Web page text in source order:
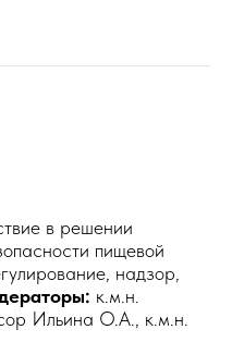
в решении
пищевой
надзор,
к.м.н.
Ильина О.А., к.м.н.